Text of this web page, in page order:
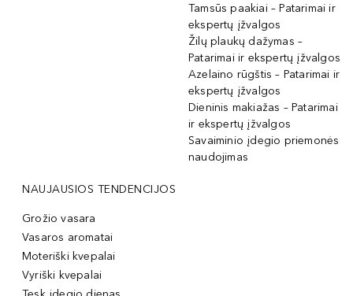
Tamsūs paakiai – Patarimai ir
ekspertų įžvalgos
Žilų plaukų dažymas –
Patarimai ir ekspertų įžvalgos
Azelaino rūgštis – Patarimai ir
ekspertų įžvalgos
Dieninis makiažas – Patarimai
ir ekspertų įžvalgos
Savaiminio įdegio priemonės
naudojimas
NAUJAUSIOS TENDENCIJOS
Grožio vasara
Vasaros aromatai
Moteriški kvepalai
Vyriški kvepalai